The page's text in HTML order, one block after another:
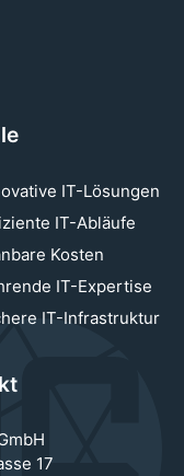
IT-Lösungen
IT-Abläufe
Kosten
IT-Expertise
IT-Infrastruktur
17